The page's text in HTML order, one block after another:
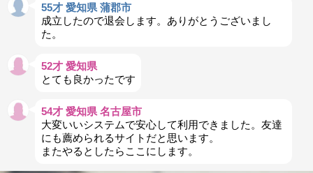
55才 愛知県 蒲郡市
成立したので退会します。ありがとうございまし
た。
52才 愛知県
とても良かったです
54才 愛知県 名古屋市
大変いいシステムで安心して利用できました。友達
にも薦められるサイトだと思います。
またやるとしたらここにします。